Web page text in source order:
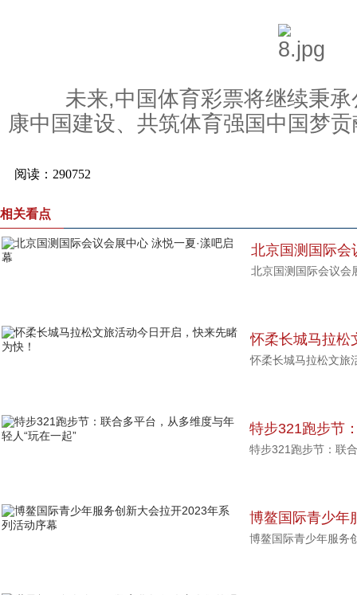
未来,中国体育彩票将继续秉承
康中国建设、共筑体育强国中国梦
相关看点
北京国测国际会
幕
北京国测国际会议会
怀柔长城马拉松
为快！
怀柔长城马拉松文旅
特步321跑步节
轻人“玩在一起”
特步321跑步节：联
博鳌国际青少年
活动序幕
博鳌国际青少年服务